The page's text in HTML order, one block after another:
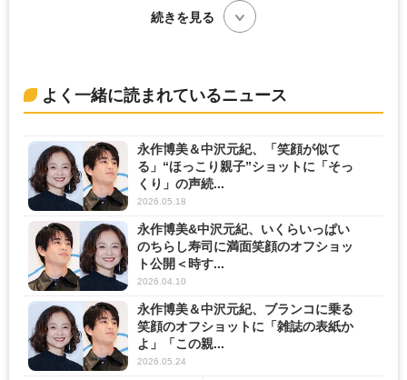
続きを見る
よく一緒に読まれているニュース
永作博美＆中沢元紀、「笑顔が似て
る」“ほっこり親子”ショットに「そっ
くり」の声続...
2026.05.18
永作博美&中沢元紀、いくらいっぱい
のちらし寿司に満面笑顔のオフショッ
ト公開＜時す...
2026.04.10
永作博美＆中沢元紀、ブランコに乗る
笑顔のオフショットに「雑誌の表紙か
よ」「この親...
2026.05.24